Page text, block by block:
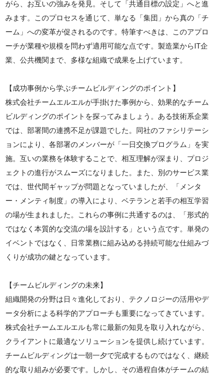
がら、お互いの強みを発見。そして「共通目標の設定」へと進
みます。このプロセスを通じて、単なる「集団」から真の「チ
ーム」への変革が促されるのです。特筆すべきは、このアプロ
ーチが業種や規模を問わず適用可能な点です。製造業からIT企
業、公共機関まで、多様な組織で成果を上げています。
【成功事例から学ぶチームビルディングのポイント】
株式会社チームエルエルが手掛けた事例から、効果的なチーム
ビルディングのポイントを探ってみましょう。ある技術系企業
では、部署間の連携不足が課題でした。同社のファシリテーシ
ョンにより、各部署のメンバーが「一日交換プログラム」を実
施。互いの業務を体験することで、相互理解が深まり、プロジ
ェクトの進行がスムーズになりました。また、別のサービス業
では、世代間ギャップが問題となっていましたが、「メンタ
ー・メンティ制度」の導入により、ベテランと若手の相互学習
の場が生まれました。これらの事例に共通するのは、「形式的
ではなく本質的な交流の場を設計する」という点です。単発の
イベントではなく、日常業務に組み込める持続可能な仕組みづ
くりが成功の鍵となっています。
【チームビルディングの未来】
組織開発の分野は日々進化しており、テクノロジーの活用やデ
ータ分析による科学的アプローチも重要になってきています。
株式会社チームエルエルも常に最新の知見を取り入れながら、
クライアントに最適なソリューションを提供し続けています。
チームビルディングは一朝一夕で完成するものではなく、継続
的な取り組みが必要です。しかし、その過程自体がチームの結